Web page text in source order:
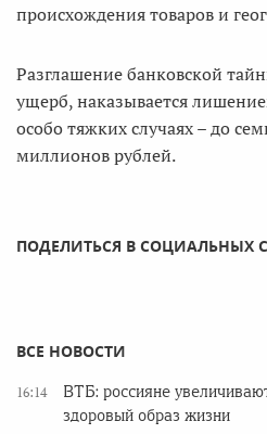
происхождения товаров и
Разглашение банковской
ущерб, наказывается
особо тяжких случаях – до
миллионов рублей.
ПОДЕЛИТЬСЯ В СОЦИАЛЬНЫХ
ВСЕ НОВОСТИ
16:14
ВТБ: россияне
здоровый образ жизни